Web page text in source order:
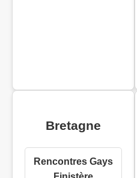
Bretagne
Rencontres Gays